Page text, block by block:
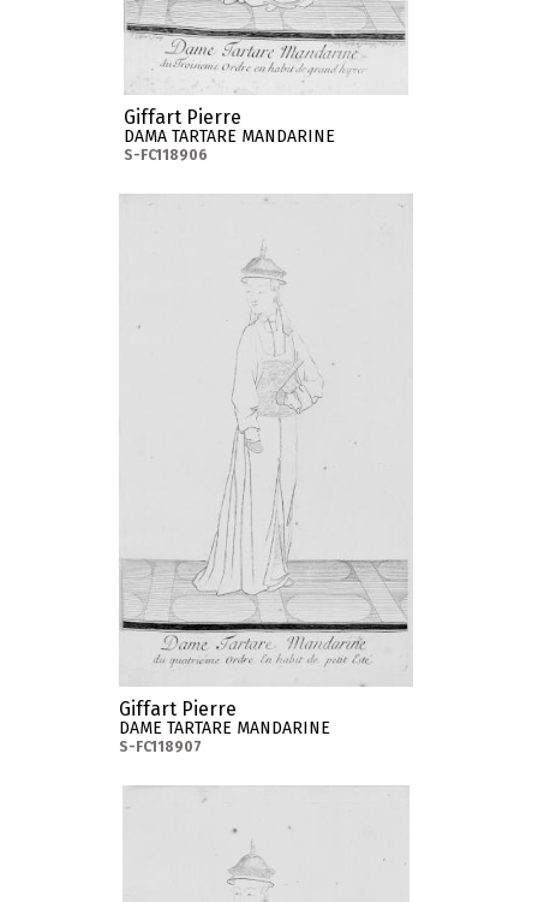
Giffart Pierre
DAMA TARTARE MANDARINE
S-FC118906
Giffart Pierre
DAME TARTARE MANDARINE
S-FC118907